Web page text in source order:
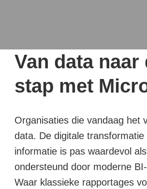
Van data
stap met
Organisaties die vandaag het
data. De digitale
informatie is pas waardevol
ondersteund door moderne
Waar klassieke rapportages